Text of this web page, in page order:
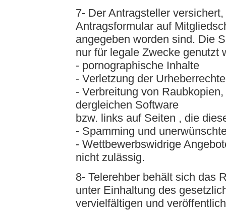
7- Der Antragsteller
Antragsformular auf
angegeben worden sind. Die
nur für legale Zwecke genutzt
- pornographische Inhalte
- Verletzung der Urheberrechte
- Verbreitung von
dergleichen Software
bzw. links auf Seiten , die
- Spamming und
- Wettbewerbswidrige
nicht zulässig.
8- Telerehber behält sich das
unter Einhaltung des
vervielfältigen und